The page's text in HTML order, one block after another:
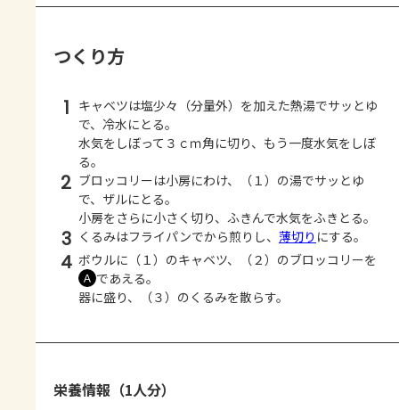
つくり方
1 キャベツは塩少々（分量外）を加えた熱湯でサッとゆ
で、冷水にとる。
水気をしぼって３ｃｍ角に切り、もう一度水気をしぼ
る。
2 ブロッコリーは小房にわけ、（１）の湯でサッとゆ
で、ザルにとる。
小房をさらに小さく切り、ふきんで水気をふきとる。
3 くるみはフライパンでから煎りし、 薄切り にする。
4 ボウルに（１）のキャベツ、（２）のブロッコリーを
Ａ であえる。
器に盛り、（３）のくるみを散らす。
栄養情報（1人分）